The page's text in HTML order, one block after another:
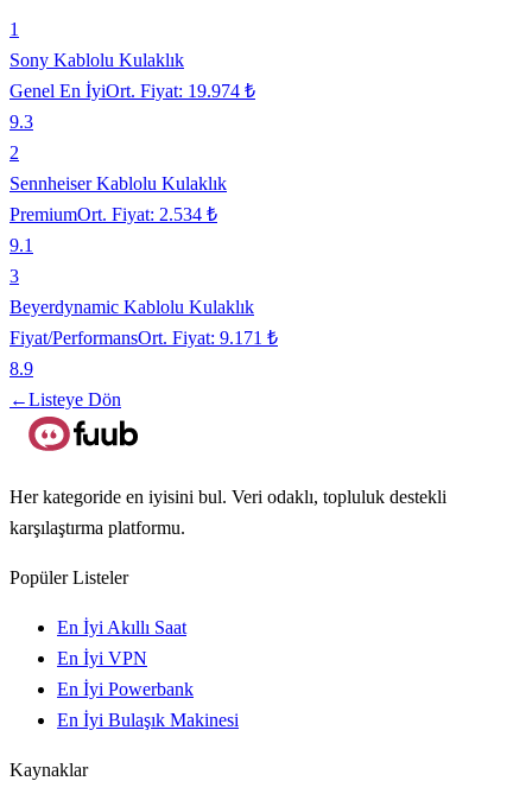
1
Sony Kablolu Kulaklık
Genel En İyiOrt. Fiyat: 19.974 ₺
9.3
2
Sennheiser Kablolu Kulaklık
PremiumOrt. Fiyat: 2.534 ₺
9.1
3
Beyerdynamic Kablolu Kulaklık
Fiyat/PerformansOrt. Fiyat: 9.171 ₺
8.9
←Listeye Dön
Her kategoride en iyisini bul. Veri odaklı, topluluk destekli
karşılaştırma platformu.
Popüler Listeler
En İyi Akıllı Saat
En İyi VPN
En İyi Powerbank
En İyi Bulaşık Makinesi
Kaynaklar